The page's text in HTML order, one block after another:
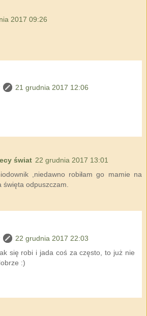
2017 09:26
21 grudnia 2017 12:06
świat 22 grudnia 2017 13:01
,niedawno robiłam go mamie na
święta odpuszczam.
22 grudnia 2017 22:03
się robi i jada coś za często, to już nie
:)